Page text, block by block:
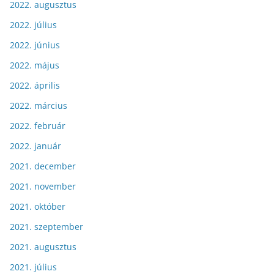
2022. augusztus
2022. július
2022. június
2022. május
2022. április
2022. március
2022. február
2022. január
2021. december
2021. november
2021. október
2021. szeptember
2021. augusztus
2021. július